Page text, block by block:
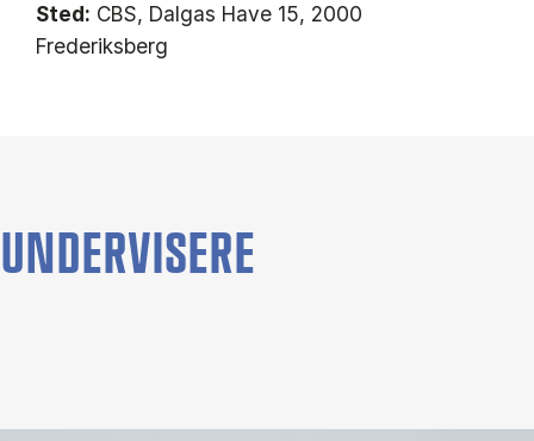
Sted: CBS, Dalgas Have 15, 2000
Frederiksberg
UNDERVISERE